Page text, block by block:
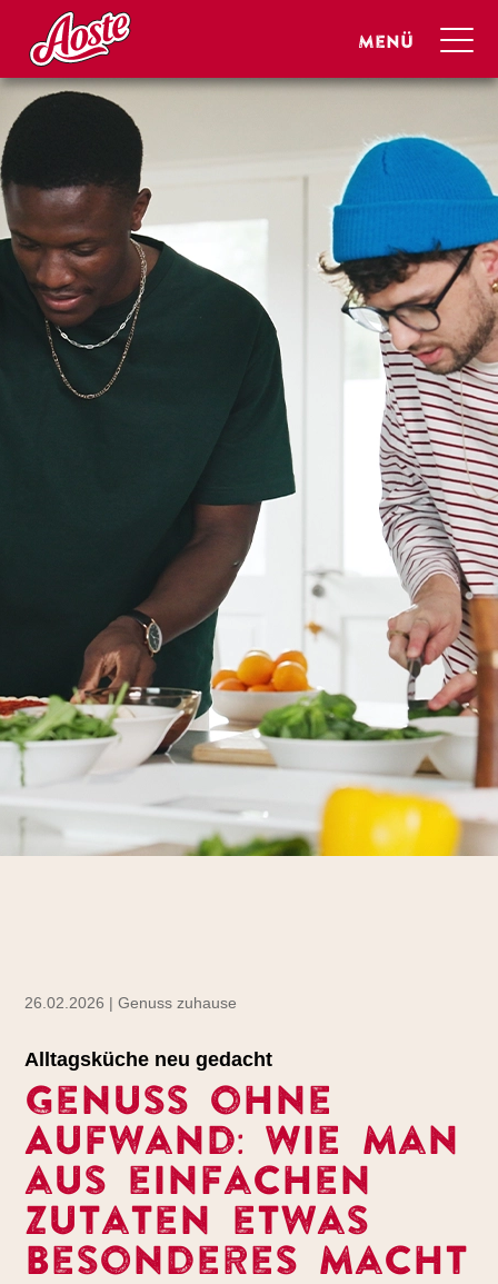
26.02.2026 | Genuss zuhause
Alltagsküche neu gedacht
Genuss ohne
Aufwand: Wie man
aus einfachen
Zutaten etwas
Besonderes macht